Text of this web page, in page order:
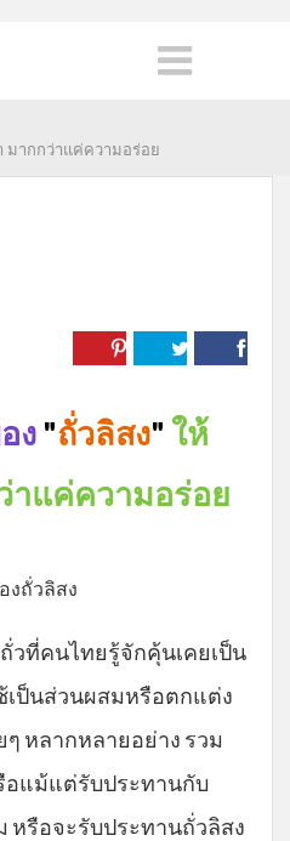
มากกว่าแค่ความอร่อย
ง "ถั่วลิสง" ให้
แค่ความอร่อย
ถั่วที่คนไทยรู้จักคุ้นเคยเป็น
เป็นส่วนผสมหรือตกแต่ง
หลากหลายอย่าง รวม
อแม้แต่รับประทานกับ
หรือจะรับประทานถั่วลิสง